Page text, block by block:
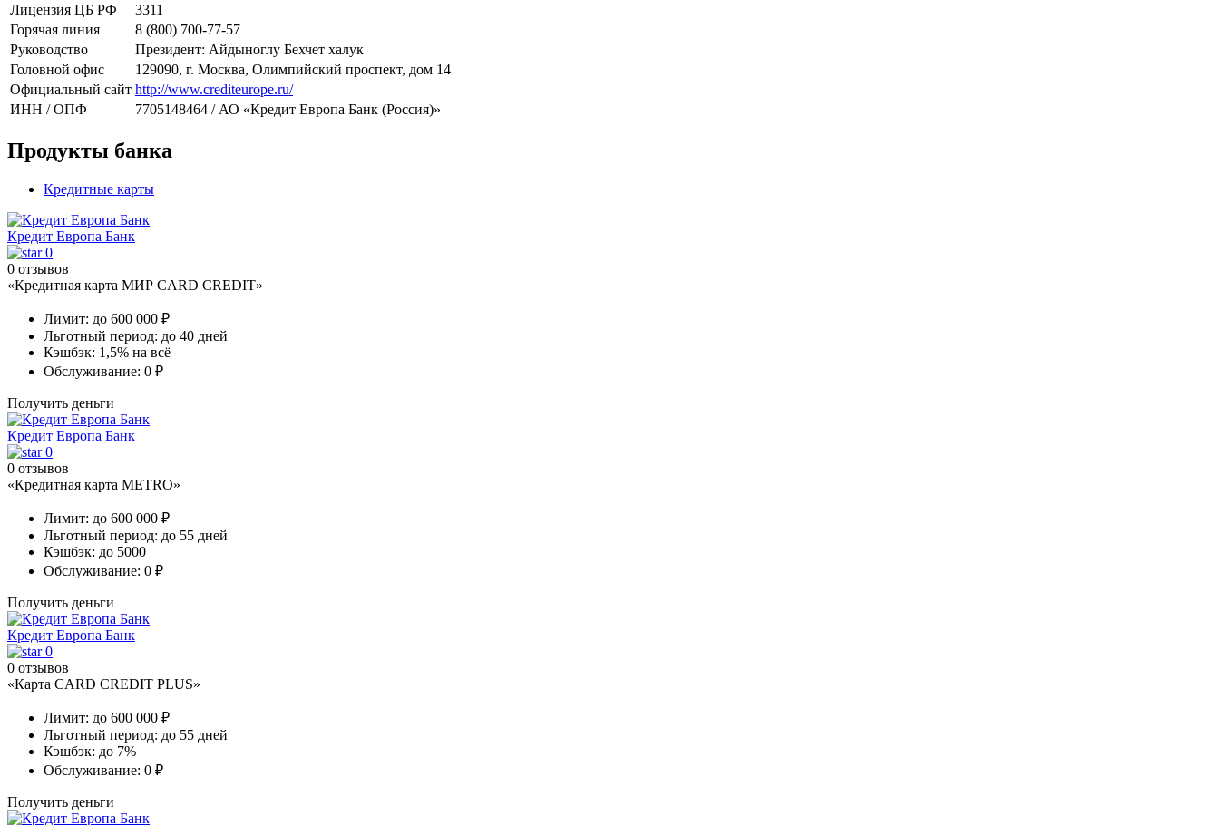
Лицензия ЦБ РФ
3311
Горячая линия
8 (800) 700-77-57
Руководство
Президент: Айдыноглу Бехчет халук
Головной офис
129090, г. Москва, Олимпийский проспект, дом 14
Официальный сайт http://www.crediteurope.ru/
ИНН / ОПФ
7705148464 / АО «Кредит Европа Банк (Россия)»
Продукты банка
Кредитные карты
Кредит Европа Банк
0
0 отзывов
«Кредитная карта МИР CARD CREDIT»
Лимит: до 600 000 ₽
Льготный период: до 40 дней
Кэшбэк: 1,5% на всё
Обслуживание: 0 ₽
Получить деньги
Кредит Европа Банк
0
0 отзывов
«Кредитная карта METRO»
Лимит: до 600 000 ₽
Льготный период: до 55 дней
Кэшбэк: до 5000
Обслуживание: 0 ₽
Получить деньги
Кредит Европа Банк
0
0 отзывов
«Карта CARD CREDIT PLUS»
Лимит: до 600 000 ₽
Льготный период: до 55 дней
Кэшбэк: до 7%
Обслуживание: 0 ₽
Получить деньги